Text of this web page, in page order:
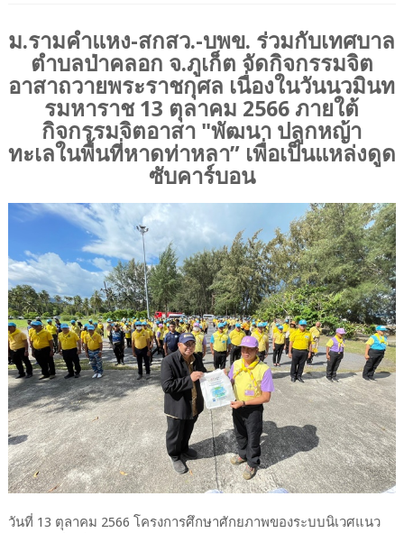
ม.รามคำแหง-สกสว.-บพข. ร่วมกับเทศบาล
ตำบลป่าคลอก จ.ภูเก็ต จัดกิจกรรมจิต
อาสาถวายพระราชกุศล เนื่องในวันนวมินท
รมหาราช 13 ตุลาคม 2566 ภายใต้
กิจกรรมจิตอาสา "พัฒนา ปลูกหญ้า
ทะเลในพื้นที่หาดท่าหลา” เพื่อเป็นแหล่งดูด
ซับคาร์บอน
วันที่ 13 ตุลาคม 2566 โครงการศึกษาศักยภาพของระบบนิเวศแนว